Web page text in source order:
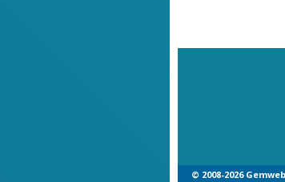
© 2008-2026